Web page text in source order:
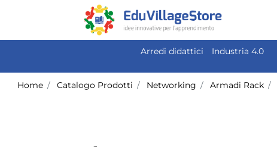
Arredi didattici Industria 4.0
Home Catalogo Prodotti Networking Armadi Rack